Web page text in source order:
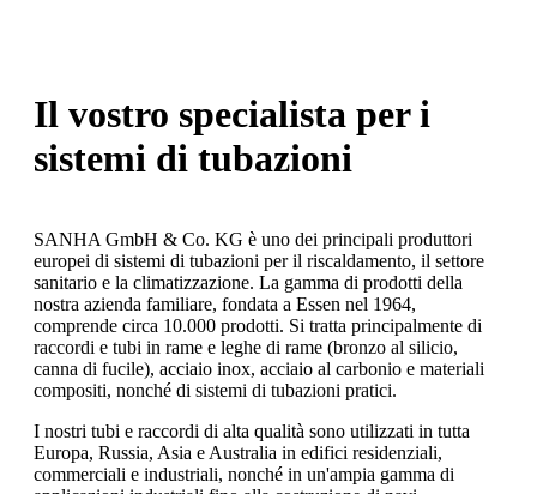
Il vostro specialista per i
sistemi di tubazioni
SANHA GmbH & Co. KG è uno dei principali produttori
europei di sistemi di tubazioni per il riscaldamento, il settore
sanitario e la climatizzazione. La gamma di prodotti della
nostra azienda familiare, fondata a Essen nel 1964,
comprende circa 10.000 prodotti. Si tratta principalmente di
raccordi e tubi in rame e leghe di rame (bronzo al silicio,
canna di fucile), acciaio inox, acciaio al carbonio e materiali
compositi, nonché di sistemi di tubazioni pratici.
I nostri tubi e raccordi di alta qualità sono utilizzati in tutta
Europa, Russia, Asia e Australia in edifici residenziali,
commerciali e industriali, nonché in un'ampia gamma di